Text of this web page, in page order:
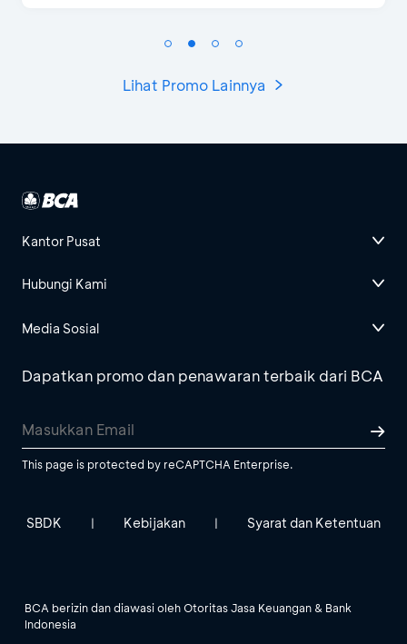
Lihat Promo Lainnya
Kantor Pusat
Hubungi Kami
Media Sosial
Dapatkan promo dan penawaran terbaik dari BCA
This page is protected by reCAPTCHA Enterprise.
SBDK | Kebijakan | Syarat dan Ketentuan
BCA berizin dan diawasi oleh Otoritas Jasa Keuangan & Bank
Indonesia